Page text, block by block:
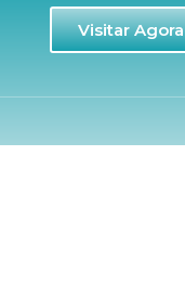
Visitar Agora